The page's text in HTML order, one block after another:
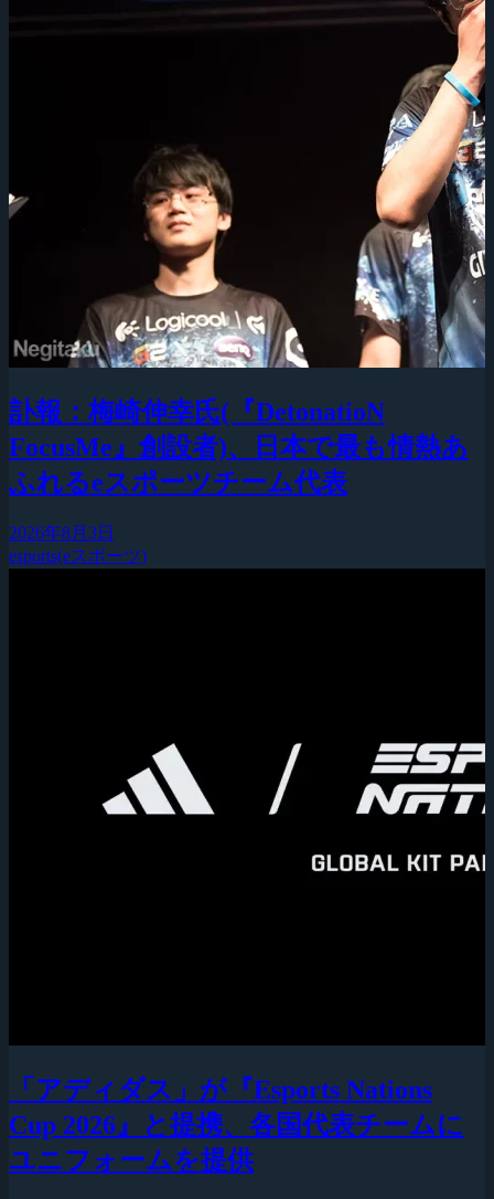
訃報：梅崎伸幸氏(『DetonatioN
FocusMe』創設者)、日本で最も情熱あ
ふれるeスポーツチーム代表
2026年8月3日
esports(eスポーツ)
「アディダス」が『Esports Nations
Cup 2026』と提携、各国代表チームに
ユニフォームを提供